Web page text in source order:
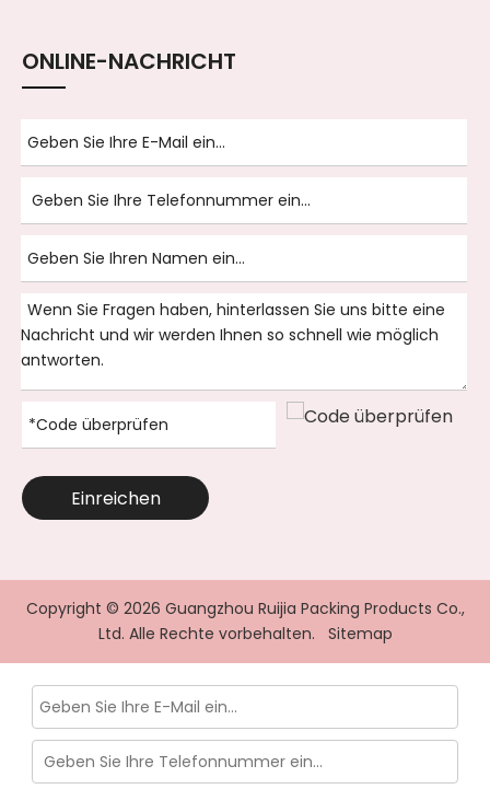
ONLINE-NACHRICHT
Einreichen
Copyright © 2026 Guangzhou Ruijia Packing Products Co.,
Ltd. Alle Rechte vorbehalten. Sitemap